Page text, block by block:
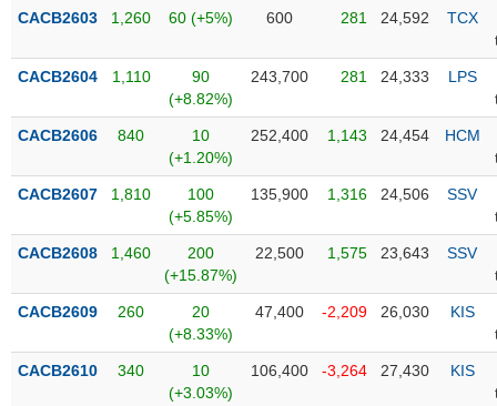
Theo
đặc
biệt
Không
được
quỹ
mục
Cổ
chi
tiết
CACB2603 1,260 60 (+5%) 600 281 24,592
TCX
CACB2604 1,110
90
(+8.82%)
243,700 281 24,333
LPS
CACB2606 840
10
(+1.20%)
252,400 1,143 24,454
HCM
CACB2607 1,810
100
(+5.85%)
135,900 1,316 24,506
SSV
CACB2608 1,460
200
(+15.87%)
22,500 1,575 23,643
SSV
CACB2609 260
20
(+8.33%)
47,400 -2,209 26,030
KIS
CACB2610 340
10
(+3.03%)
106,400 -3,264 27,430
KIS
CÔNG
ĐẦU
DỮ
TIN
MỚI
Ngành